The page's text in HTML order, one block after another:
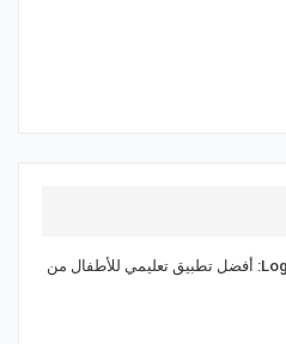
تحميل LogicLike: أفضل تطبيق تعليمي للأطفال من